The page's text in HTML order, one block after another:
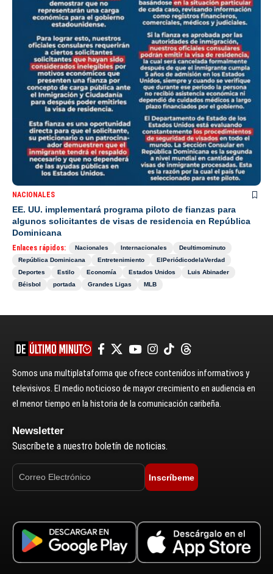
NACIONALES
EE. UU. implementará programa piloto de fianzas para
algunos solicitantes de visas de residencia en República
Dominicana
Enlaces rápidos: Nacionales Internacionales
Deultimominuto
República Dominicana
Entretenimiento
ElPeriódicodelaVerdad
Deportes
Estilo Economía Estados Unidos
Luis Abinader
Béisbol
portada Grandes Ligas MLB
Somos una multiplataforma que ofrece contenidos informativos y
televisivos. El medio noticioso de mayor crecimiento en audiencia en
el menor tiempo en la historia de la comunicación caribeña.
Newsletter
Suscríbete a nuestro boletín de noticias.
Inscríbeme